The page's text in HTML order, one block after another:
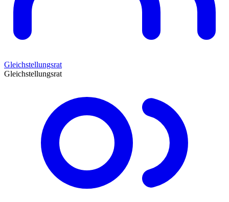
Gleichstellungsrat
Gleichstellungsrat